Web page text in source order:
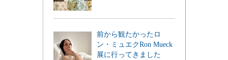
前から観たかったロ
ン・ミュエクRon Mueck
展に行ってきました